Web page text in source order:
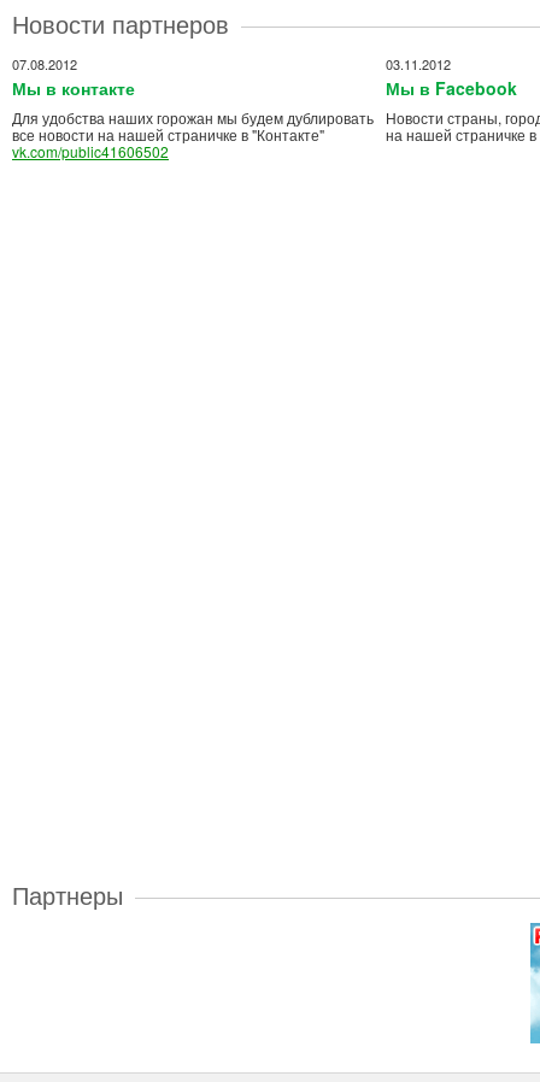
Новости партнеров
07.08.2012
Мы в контакте
Для удобства наших горожан мы будем дублировать
все новости на нашей страничке в "Контакте"
vk.com/public41606502
03.11.2012
Мы в Facebook
Новости страны,
на нашей страничке в
Партнеры